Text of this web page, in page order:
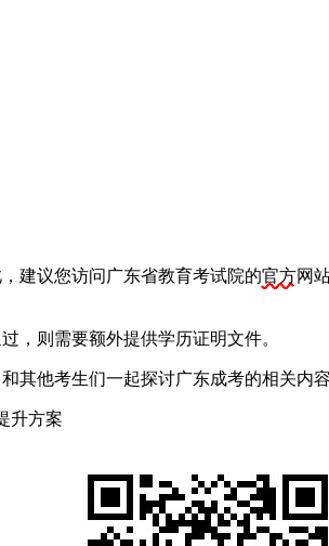
建议您访问广东省教育考试院的官方网
则需要额外提供学历证明文件。
和其他考生们一起探讨广东成考的相关内
升方案